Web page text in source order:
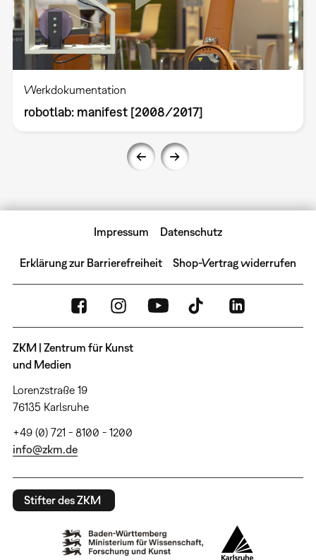
Werkdokumentation
robotlab: manifest [2008/2017]
Impressum Datenschutz
Erklärung zur Barrierefreiheit Shop-Vertrag widerrufen
ZKM | Zentrum für Kunst
und Medien
Lorenzstraße 19
76135 Karlsruhe
+49 (0) 721 - 8100 - 1200
info@zkm.de
Stifter des ZKM